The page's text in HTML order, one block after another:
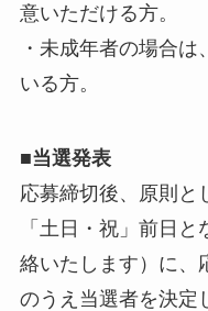
意いただける方。
・未成年者の場合
いる方。
■当選発表
応募締切後、原則
「土日・祝」前日
絡いたします）に、
のうえ当選者を決定